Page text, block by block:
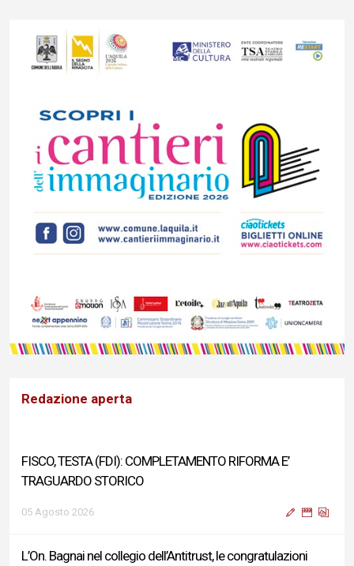
Redazione aperta
FISCO, TESTA (FDI): COMPLETAMENTO RIFORMA E’
TRAGUARDO STORICO
05 Agosto 2026
L’On. Bagnai nel collegio dell’Antitrust, le congratulazioni